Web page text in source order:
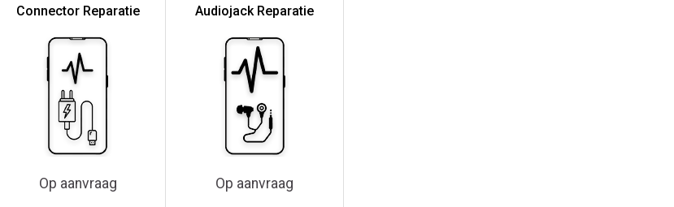
Connector Reparatie
Op aanvraag
Audiojack Reparatie
Op aanvraag